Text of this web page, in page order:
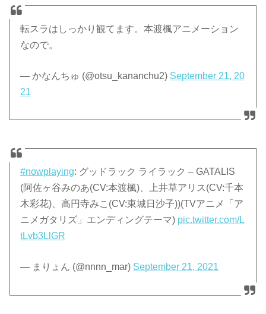
転スラはしっかり観てます。本渡楓アニメーション
なので。
— かなんちゅ (@otsu_kananchu2) September 21, 20
21
#nowplaying: グッドラック ライラック – GATALIS
(阿佐ヶ谷みのあ(CV:本渡楓)、上井草アリス(CV:千本
木彩花)、高円寺みこ(CV:東城日沙子))(TVアニメ「ア
ニメガタリズ」エンディングテーマ) pic.twitter.com/L
tLvb3LlGR
— まりょん (@nnnn_mar) September 21, 2021